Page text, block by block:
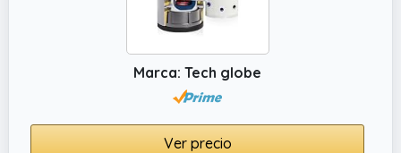
Marca: Tech globe
Ver precio